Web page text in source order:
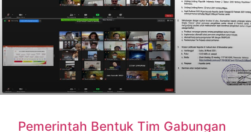
Pemerintah Bentuk Tim Gabungan